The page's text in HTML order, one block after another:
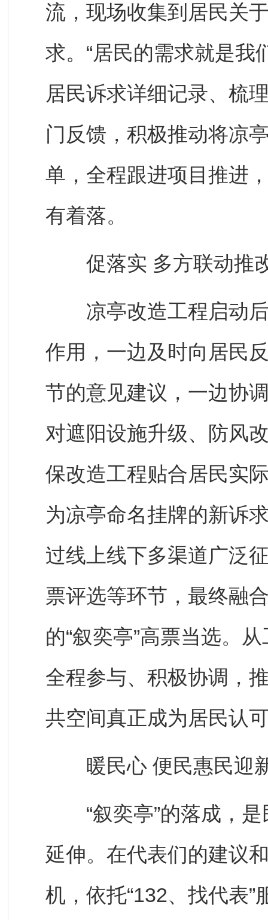
流，现场收集到居民关
求。“居民的需求就是我
居民诉求详细记录、梳
门反馈，积极推动将凉
单，全程跟进项目推进
有着落。
促落实 多方联动推
凉亭改造工程启动后
作用，一边及时向居民
节的意见建议，一边协
对遮阳设施升级、防风
保改造工程贴合居民实
为凉亭命名挂牌的新诉
过线上线下多渠道广泛
票评选等环节，最终融
的“叙奕亭”高票当选。
全程参与、积极协调，
共空间真正成为居民认
暖民心 便民惠民迎
“叙奕亭”的落成，是
延伸。在代表们的建议
机，依托“132、找代表